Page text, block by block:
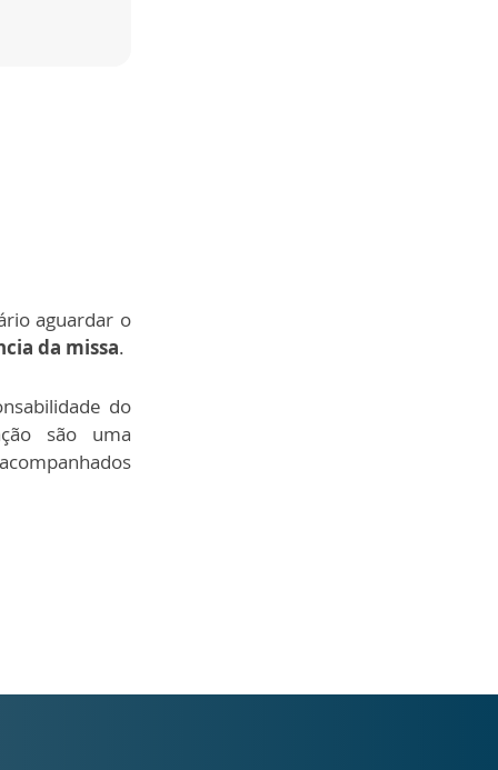
aguardar o
da missa.
do
são uma